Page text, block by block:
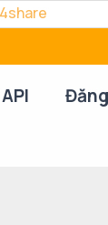
API